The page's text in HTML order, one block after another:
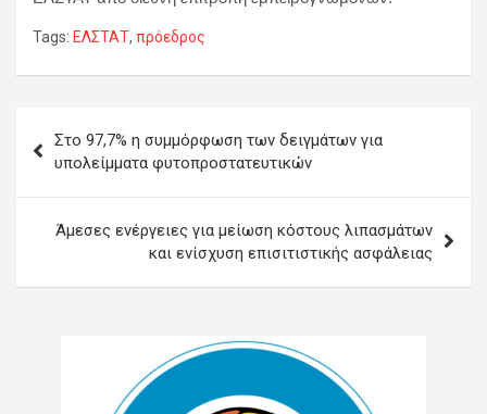
Tags: ΕΛΣΤΑΤ, πρόεδρος
άρθρων
Στο 97,7% η συμμόρφωση των δειγμάτων για
υπολείμματα φυτοπροστατευτικών
Άμεσες ενέργειες για μείωση κόστους λιπασμάτων
και ενίσχυση επισιτιστικής ασφάλειας